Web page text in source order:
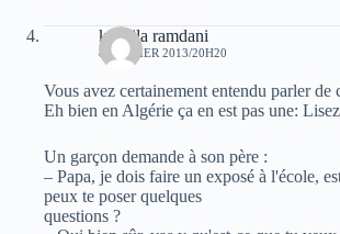
koceila ramdani
8 JANVIER 2013/20H20
Vous avez certainement entendu parler de
Eh bien en Algérie ça en est pas une:
Un garçon demande à son père :
– Papa, je dois faire un exposé à l'école,
peux te poser quelques
questions ?